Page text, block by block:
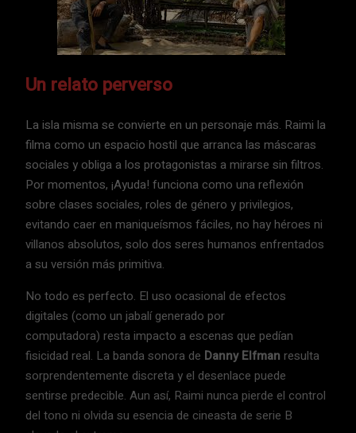
Un relato perverso
La isla misma se convierte en un personaje más. Raimi la
filma como un espacio hostil que arranca las máscaras
sociales y obliga a los protagonistas a mirarse sin filtros.
Por momentos, ¡Ayuda! funciona como una reflexión
sobre clases sociales, roles de género y privilegios,
evitando caer en maniqueísmos fáciles, no hay héroes ni
villanos absolutos, solo dos seres humanos enfrentados
a su versión más primitiva.
No todo es perfecto. El uso ocasional de efectos
digitales (como un jabalí generado por
computadora) resta impacto a escenas que pedían
fisicidad real. La banda sonora de Danny Elfman resulta
sorprendentemente discreta y el desenlace puede
sentirse predecible. Aun así, Raimi nunca pierde el control
del tono ni olvida su esencia de cineasta de serie B